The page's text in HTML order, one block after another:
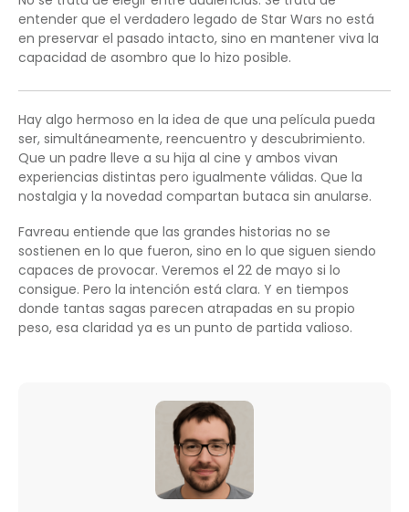
entender que el verdadero legado de Star Wars no está
en preservar el pasado intacto, sino en mantener viva la
capacidad de asombro que lo hizo posible.
Hay algo hermoso en la idea de que una película pueda
ser, simultáneamente, reencuentro y descubrimiento.
Que un padre lleve a su hija al cine y ambos vivan
experiencias distintas pero igualmente válidas. Que la
nostalgia y la novedad compartan butaca sin anularse.
Favreau entiende que las grandes historias no se
sostienen en lo que fueron, sino en lo que siguen siendo
capaces de provocar. Veremos el 22 de mayo si lo
consigue. Pero la intención está clara. Y en tiempos
donde tantas sagas parecen atrapadas en su propio
peso, esa claridad ya es un punto de partida valioso.